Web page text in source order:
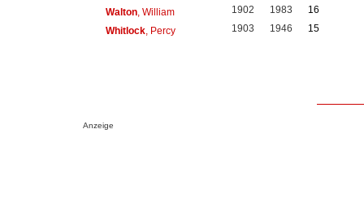
Walton, William 1902 1983
16
Whitlock, Percy 1903 1946 15
Anzeige